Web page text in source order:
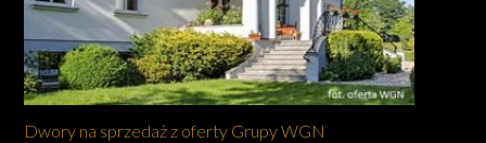
Dwory na sprzedaż z oferty Grupy WGN